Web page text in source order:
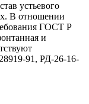
устьевого
В отношении
ГОСТ Р
и
91, РД-26-16-